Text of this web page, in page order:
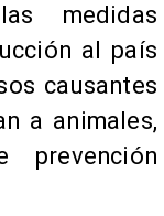
medidas
al país
causantes
a animales,
prevención